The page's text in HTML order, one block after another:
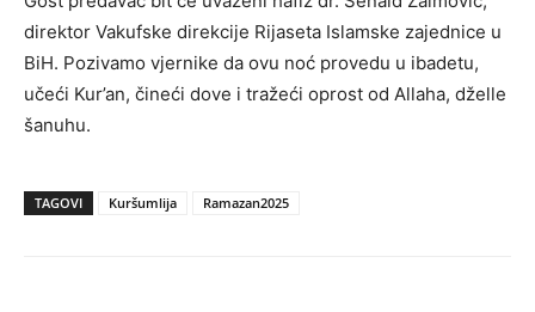
direktor Vakufske direkcije Rijaseta Islamske zajednice u
BiH. Pozivamo vjernike da ovu noć provedu u ibadetu,
učeći Kur’an, čineći dove i tražeći oprost od Allaha, dželle
šanuhu.
TAGOVI Kuršumlija Ramazan2025